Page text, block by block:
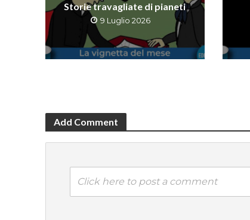
Storie travagliate di pianeti
9 Luglio 2026
Add Comment
Click here to post a comment